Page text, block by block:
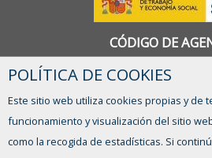
CÓDIGO DE
1300000090
CONTACTO
POLÍTICA DE COOKIES
Este sitio web utiliza cookies propias y de
funcionamiento y visualización del sitio
como la recogida de estadísticas. Si